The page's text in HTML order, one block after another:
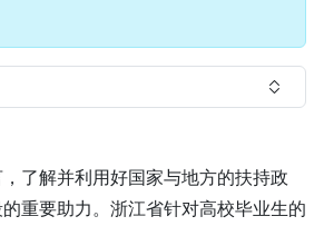
了解并利用好国家与地方的扶持政
重要助力。浙江省针对高校毕业生的